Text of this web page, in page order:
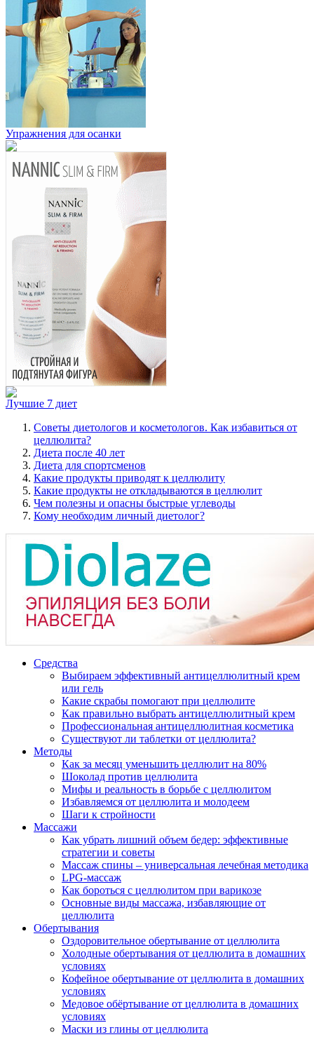
Упражнения для осанки
Лучшие 7 диет
Советы диетологов и косметологов. Как избавиться от
целлюлита?
Диета после 40 лет
Диета для спортсменов
Какие продукты приводят к целлюлиту
Какие продукты не откладываются в целлюлит
Чем полезны и опасны быстрые углеводы
Кому необходим личный диетолог?
Средства
Выбираем эффективный антицеллюлитный крем
или гель
Какие скрабы помогают при целлюлите
Как правильно выбрать антицеллюлитный крем
Профессиональная антицеллюлитная косметика
Существуют ли таблетки от целлюлита?
Методы
Как за месяц уменьшить целлюлит на 80%
Шоколад против целлюлита
Мифы и реальность в борьбе с целлюлитом
Избавляемся от целлюлита и молодеем
Шаги к стройности
Массажи
Как убрать лишний объем бедер: эффективные
стратегии и советы
Массаж спины – универсальная лечебная методика
LPG-массаж
Как бороться с целлюлитом при варикозе
Основные виды массажа, избавляющие от
целлюлита
Обертывания
Оздоровительное обертывание от целлюлита
Холодные обертывания от целлюлита в домашних
условиях
Кофейное обертывание от целлюлита в домашних
условиях
Медовое обёртывание от целлюлита в домашних
условиях
Маски из глины от целлюлита